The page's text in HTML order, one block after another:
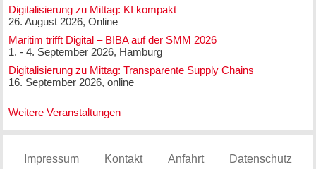
Digitalisierung zu Mittag: KI kompakt
26. August 2026, Online
Maritim trifft Digital – BIBA auf der SMM 2026
1. - 4. September 2026, Hamburg
Digitalisierung zu Mittag: Transparente Supply Chains
16. September 2026, online
Weitere Veranstaltungen
Impressum Kontakt Anfahrt Datenschutz